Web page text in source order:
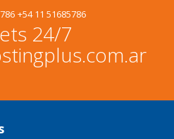
+54 11 51685786
24/7